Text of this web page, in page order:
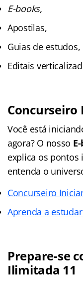
E-books,
Apostilas,
Guias de estudos,
Editais
Concurseiro
Você está
agora? O nosso
explica os pontos
entenda o
Concurseiro
Aprenda a
Prepare-se
Ilimitada 11